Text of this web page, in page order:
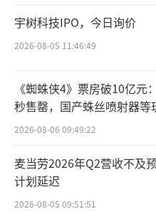
客“百粉接单”的商
的小宇宙播客，至少
其次在内容类
书”最高频的内容赛
成长、生活方式、法
客主理人，小红书额
货和专业内容，且有
式还需要是直播——
宇树科技IPO，今日询价
2026-08-05 11:46:49
《蜘蛛侠4》票房破10亿元
秒售罄，国产蛛丝喷射器等
外
2026-08-06 09:49:22
麦当劳2026年Q2营收不及
计划延迟
2026-08-05 09:51:51